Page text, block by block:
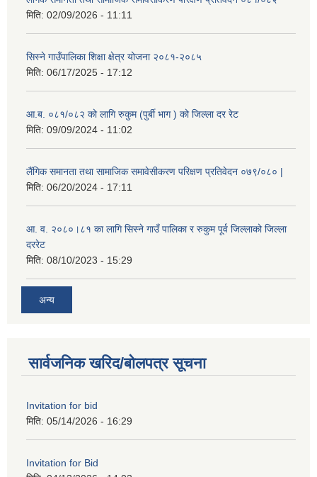
मिति: 02/09/2026 - 11:11
सिस्ने गाउँपालिका शिक्षा क्षेत्र योजना २०८१-२०८५
मिति: 06/17/2025 - 17:12
आ.ब. ०८१/०८२ को लागि रुकुम (पुर्बी भाग ) को जिल्ला दर रेट
मिति: 09/09/2024 - 11:02
लैंगिक समानता तथा सामाजिक समावेसीकरण परिक्षण प्रतिवेदन ०७९/०८० |
मिति: 06/20/2024 - 17:11
आ. व. २०८०।८१ का लागि सिस्ने गाउँ पालिका र रुकुम पूर्व जिल्लाको जिल्ला
दररेट
मिति: 08/10/2023 - 15:29
अन्य
सार्वजनिक खरिद/बोलपत्र सूचना
Invitation for bid
मिति: 05/14/2026 - 16:29
Invitation for Bid